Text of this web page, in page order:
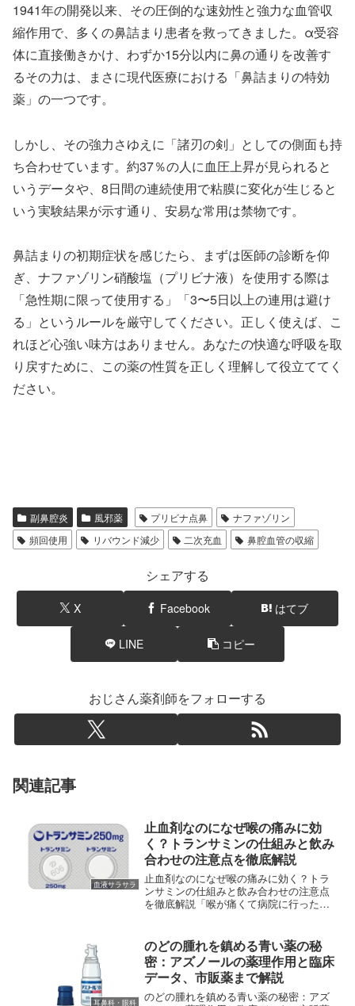
1941年の開発以来、その圧倒的な速効性と強力な血管収
縮作用で、多くの鼻詰まり患者を救ってきました。α受容
体に直接働きかけ、わずか15分以内に鼻の通りを改善す
るその力は、まさに現代医療における「鼻詰まりの特効
薬」の一つです。
しかし、その強力さゆえに「諸刃の剣」としての側面も持
ち合わせています。約37％の人に血圧上昇が見られると
いうデータや、8日間の連続使用で粘膜に変化が生じると
いう実験結果が示す通り、安易な常用は禁物です。
鼻詰まりの初期症状を感じたら、まずは医師の診断を仰
ぎ、ナファゾリン硝酸塩（プリビナ液）を使用する際は
「急性期に限って使用する」「3〜5日以上の連用は避け
る」というルールを厳守してください。正しく使えば、こ
れほど心強い味方はありません。あなたの快適な呼吸を取
り戻すために、この薬の性質を正しく理解して役立ててく
ださい。
副鼻腔炎 風邪薬 プリビナ点鼻
ナファゾリン
頻回使用
リバウンド減少 二次充血 鼻腔血管の収縮
シェアする
X Facebook はてブ
LINE コピー
おじさん薬剤師をフォローする
関連記事
血液サラサラ
止血剤なのになぜ喉の痛みに効
く？トランサミンの仕組みと飲み
合わせの注意点を徹底解説
止血剤なのになぜ喉の痛みに効く？トラ
ンサミンの仕組みと飲み合わせの注意点
を徹底解説「喉が痛くて病院に行った
う？」と不思議に思ったことはありませ
んか？その薬の名前は「トランサ...
耳鼻科・眼科
のどの腫れを鎮める青い薬の秘
密：アズノールの薬理作用と臨床
データ、市販薬まで解説
のどの腫れを鎮める青い薬の秘密：アズ